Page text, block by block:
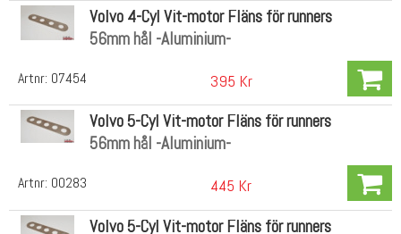
Artnr: 07454
Volvo 4-Cyl Vit-motor Fläns för runners
56mm hål -Aluminium-
395 Kr
Artnr: 00283
Volvo 5-Cyl Vit-motor Fläns för runners
56mm hål -Aluminium-
445 Kr
Volvo 5-Cyl Vit-motor Fläns för runners